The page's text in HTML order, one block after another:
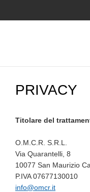
PRIVACY
Titolare del
O.M.C.R. S.R.L.
Via Quarantelli, 8
10077 San Maurizio
P.IVA 07677130010
info@omcr.it